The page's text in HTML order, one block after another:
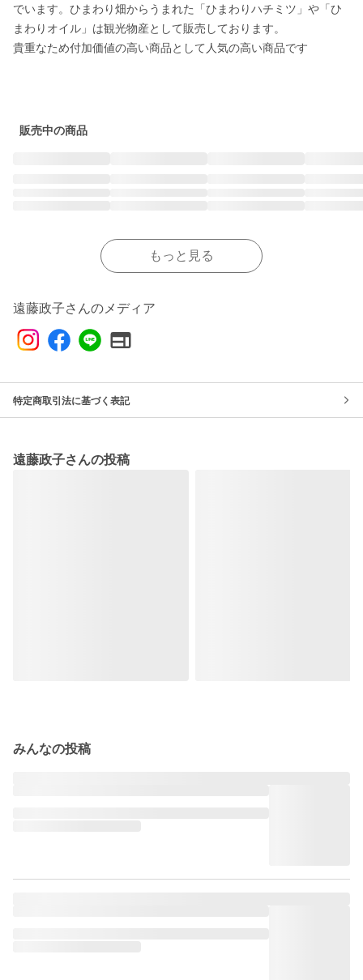
でいます。ひまわり畑からうまれた「ひまわりハチミツ」や「ひ
まわりオイル」は観光物産として販売しております。
貴重なため付加価値の高い商品として人気の高い商品です
販売中の商品
もっと見る
遠藤政子さんのメディア
特定商取引法に基づく表記
遠藤政子さんの投稿
みんなの投稿